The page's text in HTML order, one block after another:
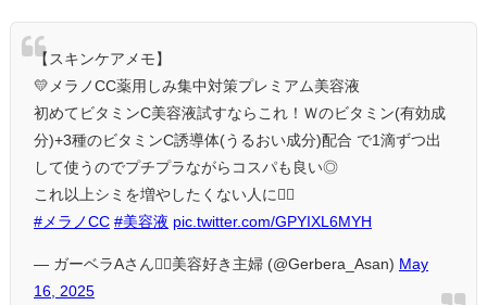
【スキンケアメモ】
💛メラノCC薬用しみ集中対策プレミアム美容液
初めてビタミンC美容液試すならこれ！Ｗのビタミン(有効成
分)+3種のビタミンC誘導体(うるおい成分)配合 で1滴ずつ出
して使うのでプチプラながらコスパも良い◎
これ以上シミを増やしたくない人に🙆‍♀️
#メラノCC #美容液 pic.twitter.com/GPYIXL6MYH
— ガーベラAさん❁⃘美容好き主婦 (@Gerbera_Asan) May
16, 2025